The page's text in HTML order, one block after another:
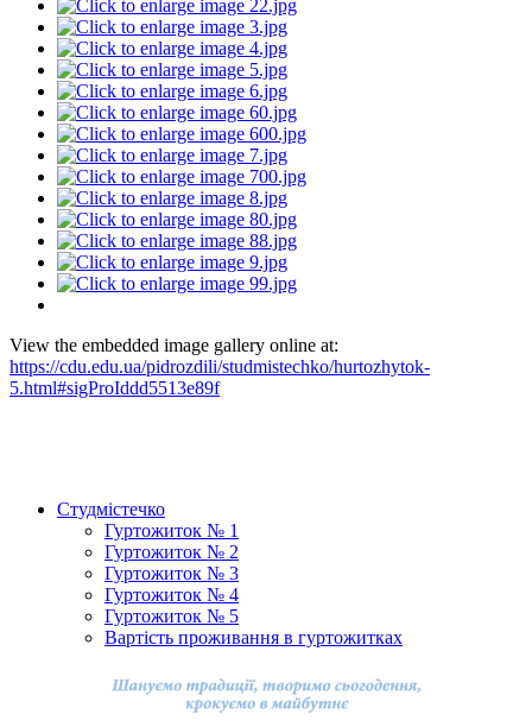
View the embedded image gallery online at:
https://cdu.edu.ua/pidrozdili/studmistechko/hurtozhytok-
5.html#sigProIddd5513e89f
Студмістечко
Гуртожиток № 1
Гуртожиток № 2
Гуртожиток № 3
Гуртожиток № 4
Гуртожиток № 5
Вартість проживання в гуртожитках